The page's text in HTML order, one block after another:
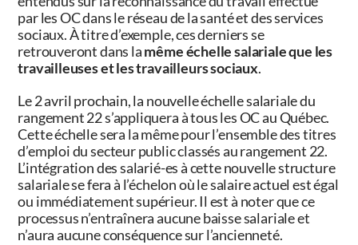
par les OC dans le réseau de la santé et des services
sociaux. À titre d’exemple, ces derniers se
retrouveront dans lamême échelle salariale que les
travailleuses etles travailleurs sociaux.
Le 2 avril prochain, la nouvelle échelle salariale du
rangement 22 s’appliquera à tous les OC au Québec.
Cette échelle sera la même pour l’ensemble des titres
d’emploi du secteur public classés au rangement 22.
L’intégration des salarié-es à cette nouvelle structure
salariale se fera à l’échelon où le salaire actuel est égal
ou immédiatement supérieur. Il est à noter que ce
processus n’entraînera aucune baisse salariale et
n’aura aucune conséquence sur l’ancienneté.